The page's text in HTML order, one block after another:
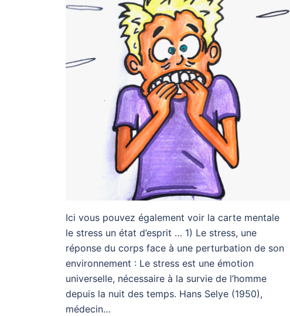
Ici vous pouvez également voir la carte mentale
le stress un état d’esprit … 1) Le stress, une
réponse du corps face à une perturbation de son
environnement : Le stress est une émotion
universelle, nécessaire à la survie de l’homme
depuis la nuit des temps. Hans Selye (1950),
médecin…